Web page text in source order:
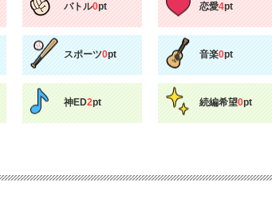
バトル0pt 恋愛4pt
スポーツ0pt 音楽0pt
神ED2pt 続編希望0pt